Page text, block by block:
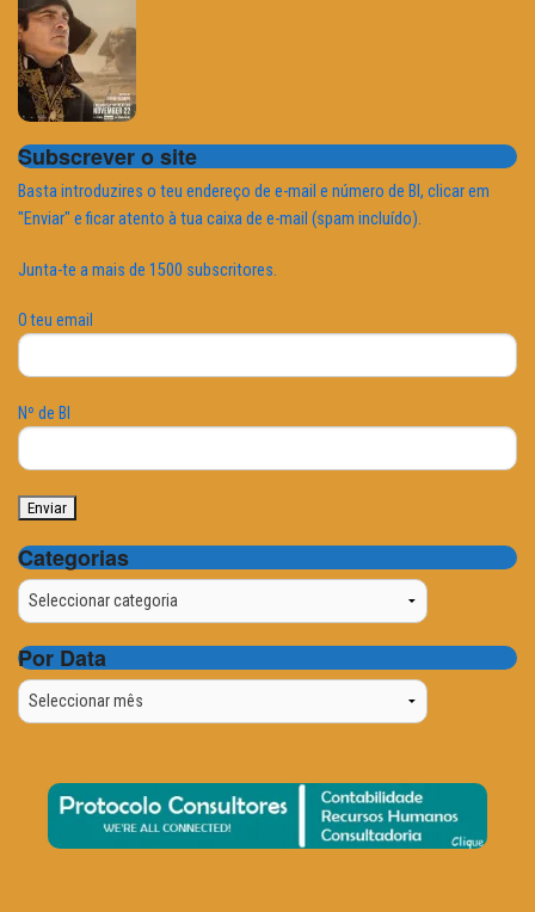
Subscrever o site
Basta introduzires o teu endereço de e-mail e número de BI, clicar em
"Enviar" e ficar atento à tua caixa de e-mail (spam incluído).
Junta-te a mais de 1500 subscritores.
O teu email
Nº de BI
Categorias
Categorias
Por Data
Por
Data